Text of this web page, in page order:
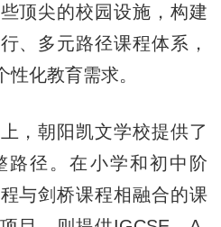
顶尖的校园设施，构建
、多元路径课程体系，
化教育需求。
朝阳凯文学校提供了
路径。在小学和初中阶
与剑桥课程相融合的课